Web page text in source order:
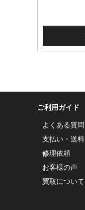
ご利用ガイド
よくある質問
支払い・送料
修理依頼
お客様の声
買取について